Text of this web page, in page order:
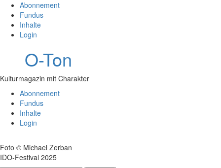
Abonnement
Fundus
Inhalte
Login
O-Ton
Kulturmagazin mit Charakter
Abonnement
Fundus
Inhalte
Login
Foto © Michael Zerban
IDO-Festival 2025